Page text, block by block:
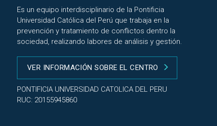
Es un equipo interdisciplinario de la Pontificia
Universidad Católica del Perú que trabaja en la
prevención y tratamiento de conflictos dentro la
sociedad, realizando labores de análisis y gestión.
VER INFORMACIÓN SOBRE EL CENTRO
PONTIFICIA UNIVERSIDAD CATOLICA DEL PERU
RUC: 20155945860